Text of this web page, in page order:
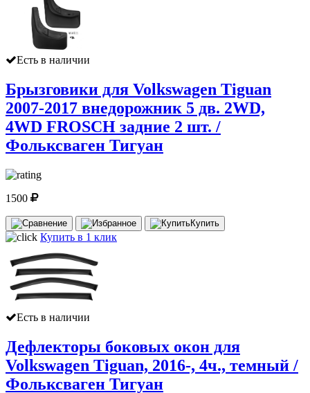
Есть в наличии
Брызговики для Volkswagen Tiguan
2007-2017 внедорожник 5 дв. 2WD,
4WD FROSCH задние 2 шт. /
Фольксваген Тигуан
1500
Купить
Купить в 1 клик
Есть в наличии
Дефлекторы боковых окон для
Volkswagen Tiguan, 2016-, 4ч., темный /
Фольксваген Тигуан